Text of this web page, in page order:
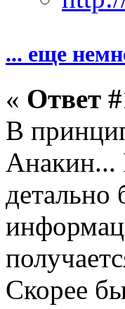
... еще
« Ответ
В
Анакин...
детально
Скорее